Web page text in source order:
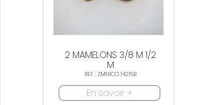
2 MAMELONS 3/8 M 1/2
M
REF : ZMNICO 14215B
En savoir +